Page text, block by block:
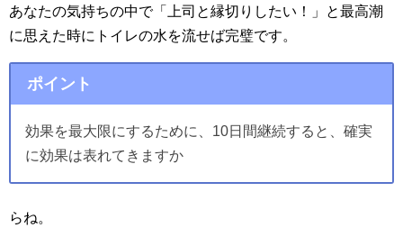
あなたの気持ちの中で「上司と縁切りしたい！」と最高潮
に思えた時にトイレの水を流せば完璧です。
ポイント
効果を最大限にするために、10日間継続すると、確実
に効果は表れてきますか
らね。